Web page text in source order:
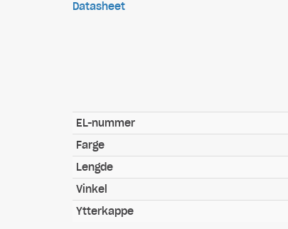
Datasheet
EL-nummer
Farge
Lengde
Vinkel
Ytterkappe